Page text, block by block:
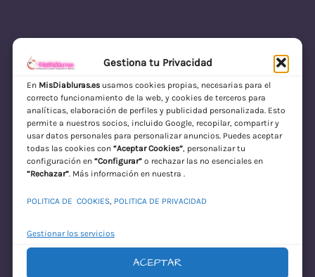
Gestiona tu Privacidad
En MisDiabluras.esusamos cookies propias, necesarias para el
correcto funcionamiento de la web, y cookies de terceros para
analíticas, elaboración de perfiles y publicidad personalizada. Esto
permite a nuestros socios, incluido Google, recopilar, compartir y
usar datos personales para personalizar anuncios. Puedes aceptar
todas las cookies con “Aceptar Cookies”, personalizar tu
configuración en “Configurar”o rechazar las no esenciales en
“Rechazar”. Más información en nuestra .
POLITICA DE COOKIES, POLITICA DE PRIVACIDAD
Gestionar los servicios
ACEPTAR
MisDiabluras | Sexshop Online con Envío
Discreto en España
Acceder